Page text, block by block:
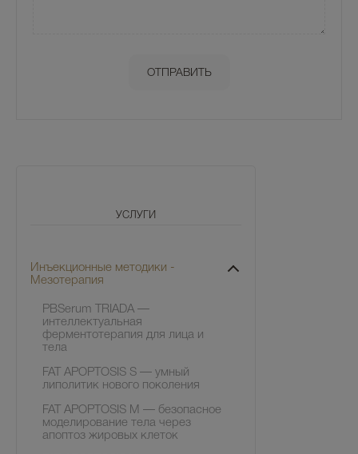
УСЛУГИ
Инъекционные методики -
Мезотерапия
PBSerum TRIADA —
интеллектуальная
ферментотерапия для лица и
тела
FAT APOPTOSIS S — умный
липолитик нового поколения
FAT APOPTOSIS M — безопасное
моделирование тела через
апоптоз жировых клеток